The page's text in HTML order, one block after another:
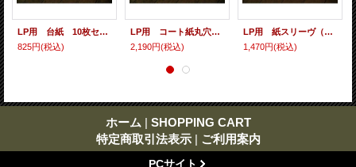
LP用 台紙 10枚セット
825円(税込)
LP用 コート紙丸穴ジャケ 10枚セット
2,190円(税込)
LP用 紙スリーヴ（レギュラー 四角の角） 10枚セット
1,470円(税込)
ホーム | SHOPPING CART
特定商取引法表示 | ご利用案内
PCサイト